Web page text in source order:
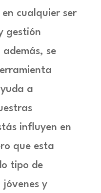
cualquier ser
gestión
se
a
influyen en
que esta
tipo de
jóvenes y